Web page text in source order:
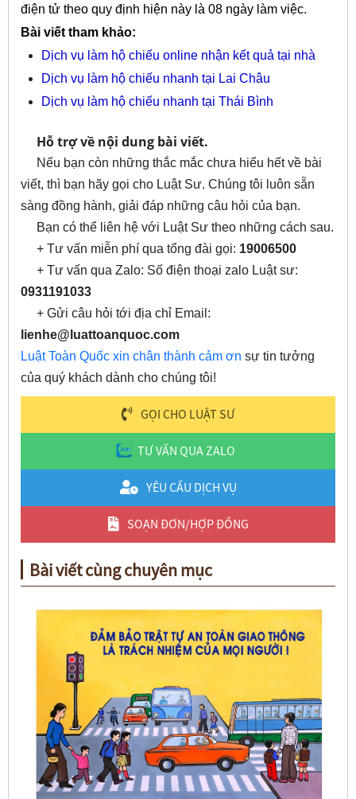
điện tử theo quy định hiện này là 08 ngày làm việc.
Bài viết tham khảo:
Dịch vụ làm hộ chiếu online nhận kết quả tại nhà
Dịch vụ làm hộ chiếu nhanh tại Lai Châu
Dịch vụ làm hộ chiếu nhanh tại Thái Bình
Hỗ trợ về nội dung bài viết.
Nếu bạn còn những thắc mắc chưa hiểu hết về bài
viết, thì bạn hãy gọi cho Luật Sư. Chúng tôi luôn sẵn
sàng đồng hành, giải đáp những câu hỏi của bạn.
Bạn có thể liên hệ với Luật Sư theo những cách sau.
+ Tư vấn miễn phí qua tổng đài gọi: 19006500
+ Tư vấn qua Zalo: Số điện thoại zalo Luật sư:
0931191033
+ Gửi câu hỏi tới địa chỉ Email:
lienhe@luattoanquoc.com
Luật Toàn Quốc xin chân thành cảm ơn sự tin tưởng
của quý khách dành cho chúng tôi!
GỌI CHO LUẬT SƯ
TƯ VẤN QUA ZALO
YÊU CẦU DỊCH VỤ
SOẠN ĐƠN/HỢP ĐỒNG
Bài viết cùng chuyên mục